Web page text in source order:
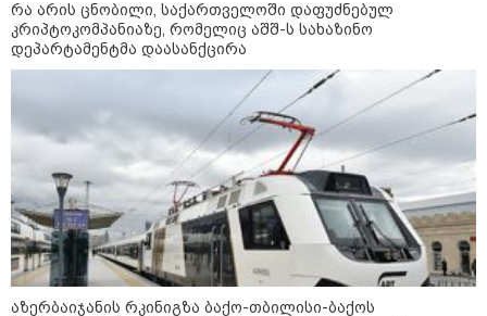
16:33 / 08-08-2026
"გიორგი ბარამიძემ რაღაც
არასწორად ჩამოაყალიბა,
მაგრამ ნამდვილად არ
ეკუთვნის წიხლი ივანიშვილის
ღალატზე დაფუძნებული
დიქტატურის მსახურებისგან" -
მიხეილ სააკაშვილი
16:22 / 08-08-2026
"აი, ეს არის სამშობლოს
ღალატი" - როგორ ეხმაურება
ნიკა გვარამია აგვისტოს ომთან
დაკავშირებით ირაკლი
კობახიძის განცხადებას?
რა არის ცნობილი, საქართველოში დაფუძნებულ
კრიპტოკომპანიაზე, რომელიც აშშ-ს სახაზინო
დეპარტამენტმა დაასანქცირა
აზერბაიჯანის რკინიგზა ბაქო-თბილისი-ბაქოს